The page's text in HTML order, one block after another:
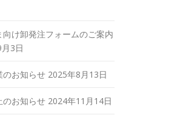
向け卸発注フォームのご案内
3日
のお知らせ 2025年8月13日
のお知らせ 2024年11月14日